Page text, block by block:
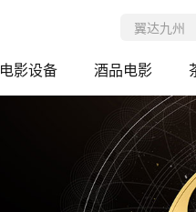
电影设备 酒品电影